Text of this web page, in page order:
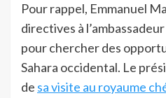
Pour rappel, Emmanuel
directives à
pour chercher des
Sahara occidental. Le
de sa visite au royaume